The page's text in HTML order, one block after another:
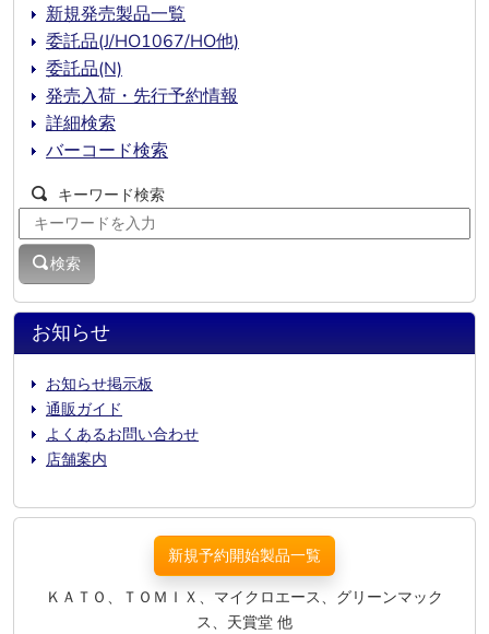
お知らせ
お知らせ掲示板
通販ガイド
よくあるお問い合わせ
店舗案内
新規発売製品一覧
委託品(J/HO1067/HO他)
委託品(N)
発売入荷・先行予約情報
詳細検索
バーコード検索
キーワード検索
検索
新規予約開始製品一覧
ＫＡＴＯ、ＴＯＭＩＸ、マイクロエース、グリーンマック
ス、天賞堂 他